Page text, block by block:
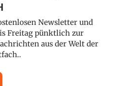
Newsletter und
Freitag pünktlich zur
aus der Welt der